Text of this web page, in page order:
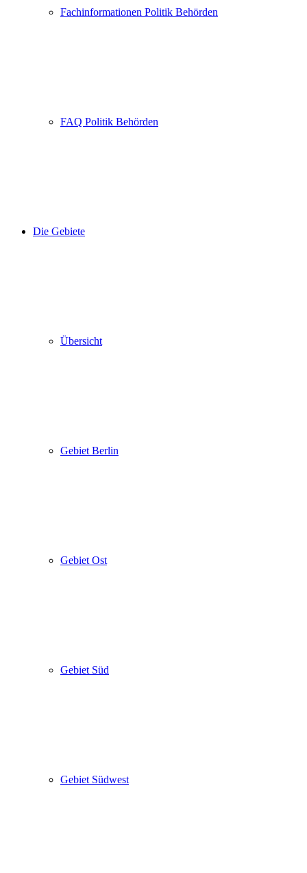
Fachinformationen Politik Behörden
FAQ Politik Behörden
Die Gebiete
Übersicht
Gebiet Berlin
Gebiet Ost
Gebiet Süd
Gebiet Südwest